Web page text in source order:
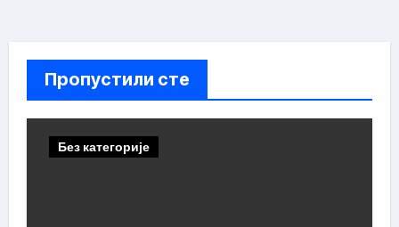
Пропустили сте
Без категорије